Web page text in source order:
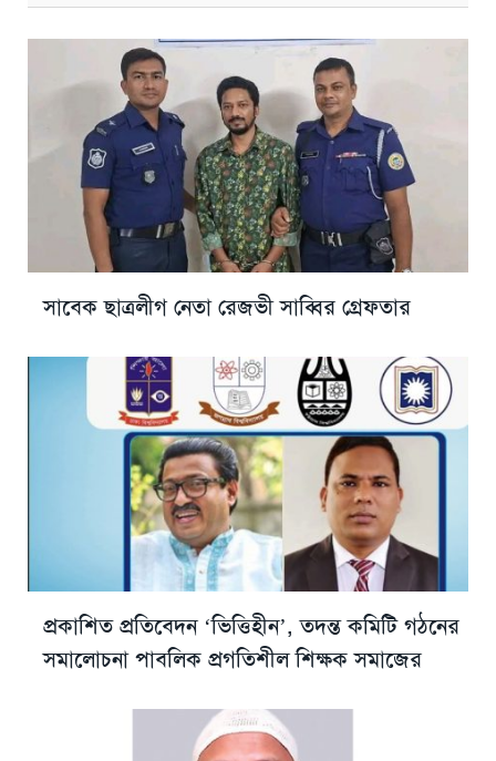
সাবেক ছাত্রলীগ নেতা রেজভী সাব্বির গ্রেফতার
প্রকাশিত প্রতিবেদন ‘ভিত্তিহীন’, তদন্ত কমিটি গঠনের
সমালোচনা পাবলিক প্রগতিশীল শিক্ষক সমাজের